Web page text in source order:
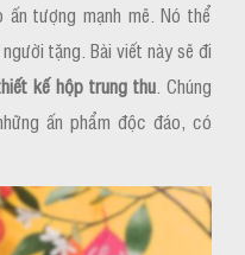
tượng mạnh mẽ. Nó thể
tặng. Bài viết này sẽ đi
kế hộp trung thu . Chúng
ấn phẩm độc đáo, có